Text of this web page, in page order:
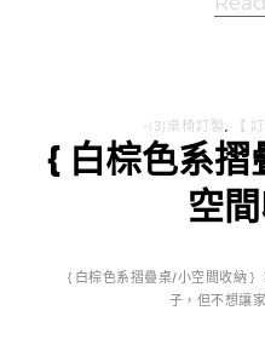
-(3)桌椅訂製, 【
{ 白棕色系
空
{ 白棕色系摺疊桌/小空間收納 }
子，但不想讓